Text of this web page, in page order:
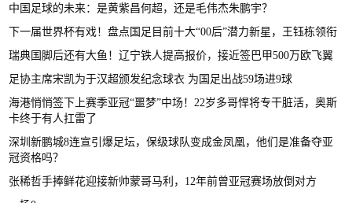
中国足球的未来：是黄紫昌何超，还是毛伟杰朱鹏宇？
下一届世界杯有戏！盘点国足目前十大“00后”潜力新星，王钰栋领衔
瑞典国脚后还有大鱼！辽宁铁人提高报价，接近签巴甲500万欧飞翼
足协主席宋凯为于汉超颁发纪念球衣 为国足出战59场进9球
海港悄悄签下上赛季亚冠“噩梦”中场！22岁多哥悍将专干脏活，奥斯
卡终于有人扛雷了
深圳新鹏城8连宣引爆足坛，保级球队变成金凤凰，他们是准备夺亚
冠资格吗？
张稀哲手捧鲜花迎接新帅蒙哥马利，12年前曾亚冠赛场放倒对方